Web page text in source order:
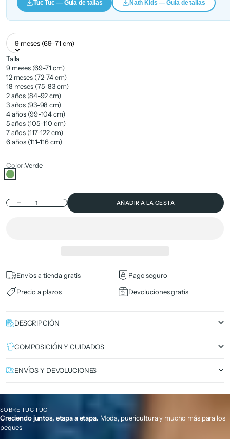
Tuc Tuc — Guía de tallas Nath Kids — Guía de tallas
9 meses (69-71 cm)
Talla
9 meses (69-71 cm)
12 meses (72-74 cm)
18 meses (75-83 cm)
2 años (84-92 cm)
3 años (93-98 cm)
4 años (99-104 cm)
5 años (105-110 cm)
7 años (117-122 cm)
6 años (111-116 cm)
Color:Verde
Verde
Reducir cantidad AÑADIR A LA CESTA
Envíos a tienda gratis
Pago seguro
Precio a plazos
Devoluciones gratis
DESCRIPCIÓN
COMPOSICIÓN Y CUIDADOS
ENVÍOS Y DEVOLUCIONES
SOBRE TUC TUC
Creciendo juntos, etapa a etapa. Moda, puericultura y mucho más para los
peques